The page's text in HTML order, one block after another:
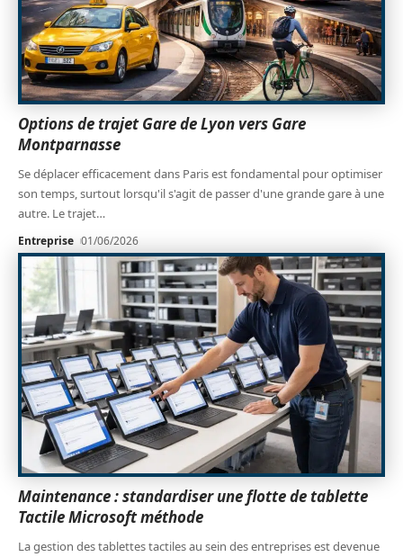
Options de trajet Gare de Lyon vers Gare
Montparnasse
Se déplacer efficacement dans Paris est fondamental pour optimiser
son temps, surtout lorsqu'il s'agit de passer d'une grande gare à une
autre. Le trajet…
Entreprise 01/06/2026
Maintenance : standardiser une flotte de tablette
Tactile Microsoft méthode
La gestion des tablettes tactiles au sein des entreprises est devenue